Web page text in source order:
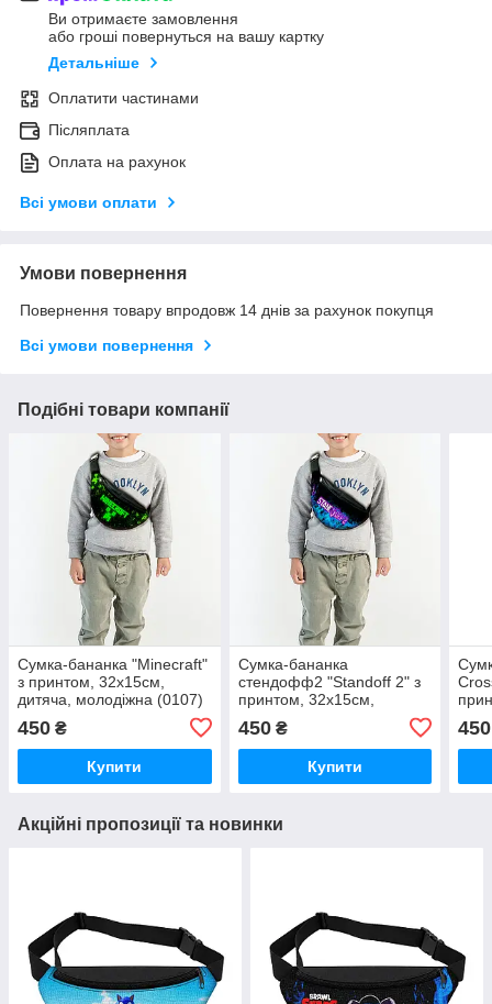
Ви отримаєте замовлення
або гроші повернуться на вашу картку
Детальніше
Оплатити частинами
Післяплата
Оплата на рахунок
Всі умови оплати
Умови повернення
Повернення товару впродовж 14 днів за рахунок покупця
Всі умови повернення
Подібні товари компанії
Сумка-бананка "Minecraft"
з принтом, 32х15см,
дитяча, молодіжна (0107)
450 ₴
Купити
Сумка-бананка
стендофф2 "Standoff 2" з
принтом, 32х15см,
дитяча, молодіжна (0112)
450₴
Купити
450
Акційні пропозиції та новинки